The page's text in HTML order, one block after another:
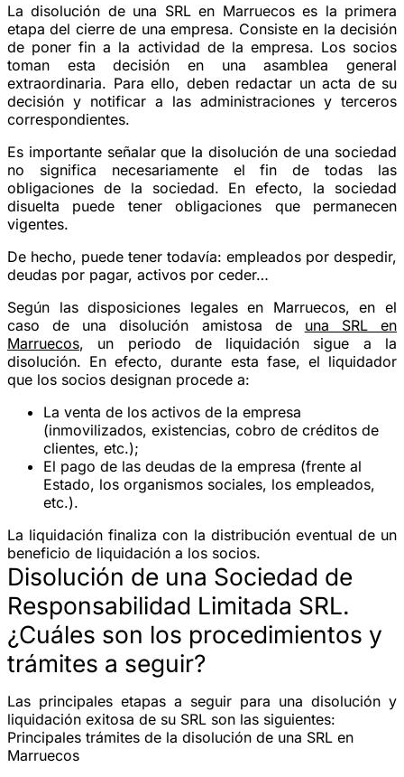
La disolución de una SRL en Marruecos es la primera
etapa del cierre de una empresa. Consiste en la decisión
de poner fin a la actividad de la empresa. Los socios
toman esta decisión en una asamblea general
extraordinaria. Para ello, deben redactar un acta de su
decisión y notificar a las administraciones y terceros
correspondientes.
Es importante señalar que la disolución de una sociedad
no significa necesariamente el fin de todas las
obligaciones de la sociedad. En efecto, la sociedad
disuelta puede tener obligaciones que permanecen
vigentes.
De hecho, puede tener todavía: empleados por despedir,
deudas por pagar, activos por ceder…
Según las disposiciones legales en Marruecos, en el
caso de una disolución amistosa de una SRL en
Marruecos, un periodo de liquidación sigue a la
disolución. En efecto, durante esta fase, el liquidador
que los socios designan procede a:
La venta de los activos de la empresa
(inmovilizados, existencias, cobro de créditos de
clientes, etc.);
El pago de las deudas de la empresa (frente al
Estado, los organismos sociales, los empleados,
etc.).
La liquidación finaliza con la distribución eventual de un
beneficio de liquidación a los socios.
Disolución de una Sociedad de
Responsabilidad Limitada SRL.
¿Cuáles son los procedimientos y
trámites a seguir?
Las principales etapas a seguir para una disolución y
liquidación exitosa de su SRL son las siguientes:
Principales trámites de la disolución de una SRL en
Marruecos